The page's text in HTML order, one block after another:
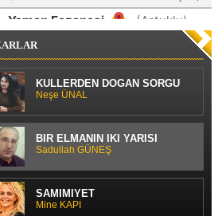
KÜLLERDEN DOĞAN SORGU
Neşe ÜNAL
BİR ELMANIN İKİ YARISI
Sadullah GÜNEŞ
SAMİMİYET
Mine KAPI